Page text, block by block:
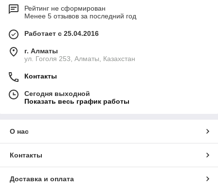
Рейтинг не сформирован
Менее 5 отзывов за последний год
Работает с 25.04.2016
г. Алматы
ул. Гоголя 253, Алматы, Казахстан
Контакты
Сегодня выходной
Показать весь график работы
О нас
Контакты
Доставка и оплата